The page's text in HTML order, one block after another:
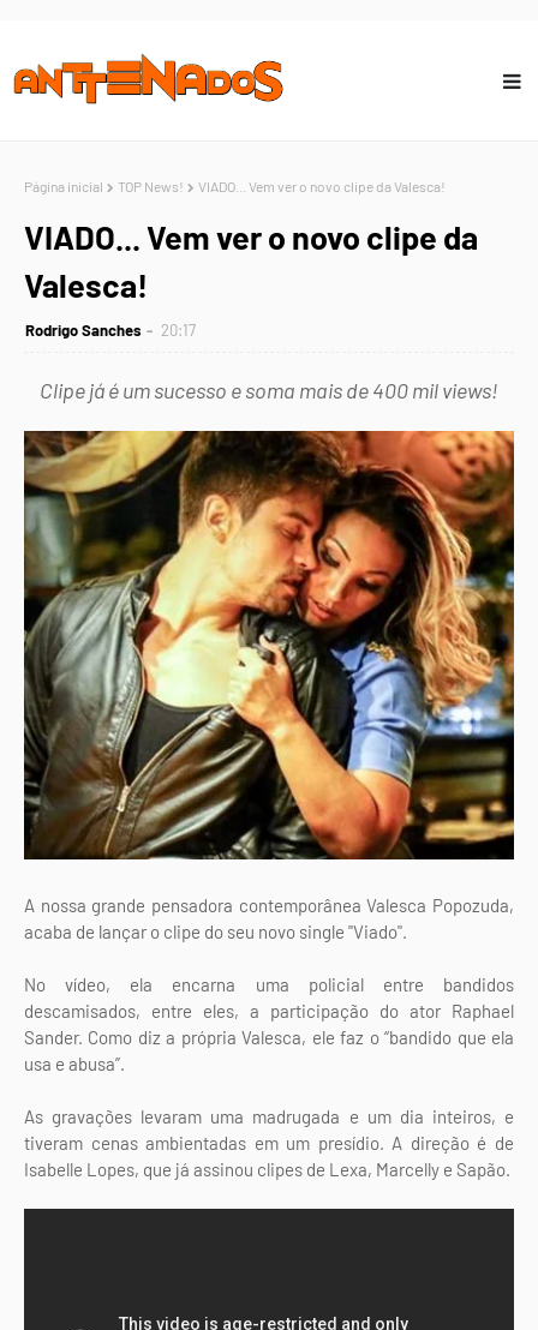
Página inicial TOP News! VIADO... Vem ver o novo clipe da Valesca!
VIADO... Vem ver o novo clipe da
Valesca!
Rodrigo Sanches 20:17
Clipe já é um sucesso e soma mais de 400 mil views!
A nossa grande pensadora contemporânea Valesca Popozuda,
acaba de lançar o clipe do seu novo single "Viado".
No vídeo, ela encarna uma policial entre bandidos
descamisados, entre eles, a participação do ator Raphael
Sander. Como diz a própria Valesca, ele faz o “bandido que ela
usa e abusa”.
As gravações levaram uma madrugada e um dia inteiros, e
tiveram cenas ambientadas em um presídio. A direção é de
Isabelle Lopes, que já assinou clipes de Lexa, Marcelly e Sapão.